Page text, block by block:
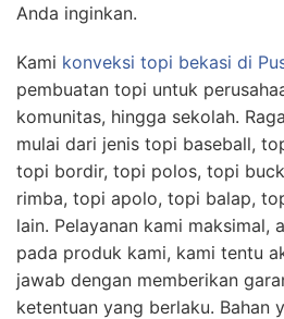
Anda inginkan.
Kami konveksi topi bekasi di
pembuatan topi untuk
komunitas, hingga sekolah.
mulai dari jenis topi baseball,
topi bordir, topi polos, topi
rimba, topi apolo, topi balap,
lain. Pelayanan kami maksimal,
pada produk kami, kami tentu
jawab dengan memberikan
ketentuan yang berlaku. Bahan